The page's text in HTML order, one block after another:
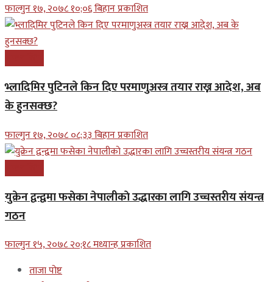
फाल्गुन १७, २०७८ १०;०६ बिहान प्रकाशित
भ्लादिमिर पुटिनले किन दिए परमाणुअस्त्र तयार राख्न आदेश, अब
के हुनसक्छ?
फाल्गुन १७, २०७८ ०८;३३ बिहान प्रकाशित
युक्रेन द्वन्द्वमा फसेका नेपालीकाे उद्धारका लागि उच्चस्तरीय संयन्त्र
गठन
फाल्गुन १५, २०७८ २०;१८ मध्यान्ह प्रकाशित
ताजा पोष्ट